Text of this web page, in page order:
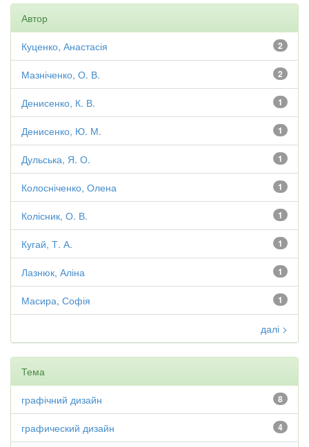
Автор
2
Куценко, Анастасія
2
Мазніченко, О. В.
1
Денисенко, К. В.
1
Денисенко, Ю. М.
1
Дульська, Я. О.
1
Колосніченко, Олена
1
Колісник, О. В.
1
Кугай, Т. А.
1
Лазнюк, Аліна
1
Масира, Софія
далі >
Тема
8
графічний дизайн
4
графический дизайн